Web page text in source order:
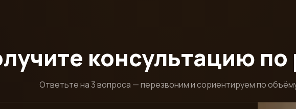
консультацию
Ответьте на 3 вопроса — перезвоним и сориентируем по